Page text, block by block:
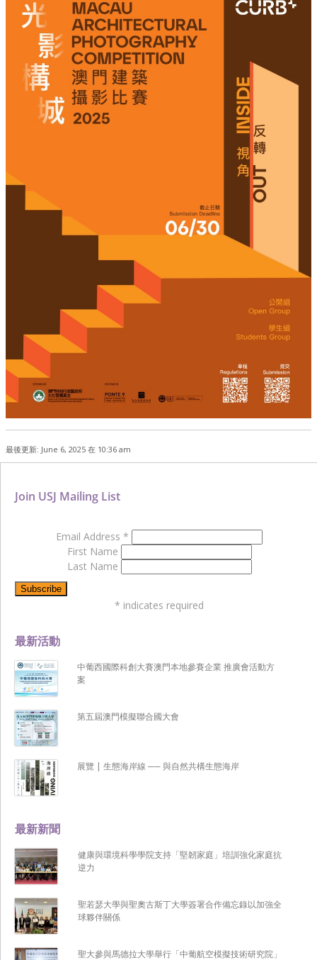
最後更新: June 6, 2025 在 10:36 am
最新新聞
健康與環境科學學院支持「堅韌家庭」培訓強化家庭抗
逆力
聖若瑟大學與聖奧古斯丁大學簽署合作備忘錄以加強全
球夥伴關係
聖大參與馬德拉大學舉行「中葡航空模擬技術研究院」
最新活動
中葡西國際科創大賽澳門本地參賽企業 推廣會活動方
案
第五屆澳門模擬聯合國大會
展覽 | 生態海岸線 ── 與自然共構生態海岸
Join USJ Mailing List
Email Address *
First Name
Last Name
* indicates required